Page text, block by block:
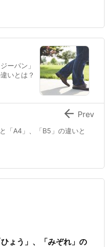
ーパン」
いとは？
「A4」、「B5」の違いと
 Prev
ひょう」、「みぞれ」の